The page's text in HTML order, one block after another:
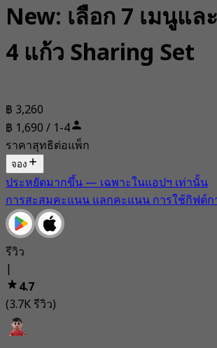
New: เลือก 7 เมนูแล
4 แก้ว Sharing Set
฿ 3,260
฿ 1,690 / 1-4
ราคาสุทธิต่อแพ็ก
จอง
ประหยัดมากขึ้น — เฉพาะในแอปฯ เท่านั้น
การสะสมคะแนน แลกคะแนน การใช้กิฟต์
รีวิว
|
4.7
(3.7K รีวิว)